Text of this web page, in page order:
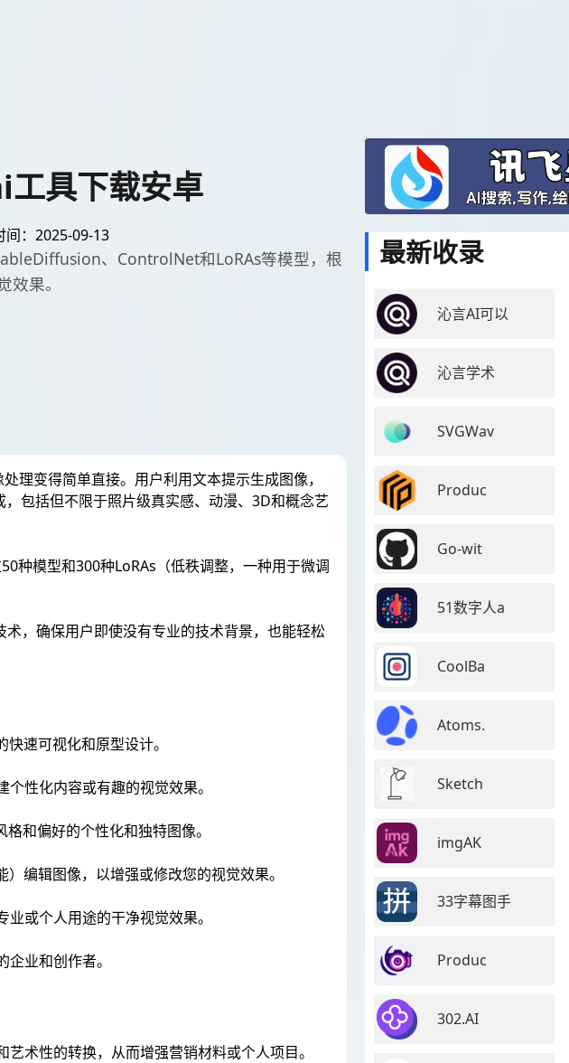
具下载安卓
间：2025-09-13
、ControlNet和LoRAs等模型，根
果。
理变得简单直接。用户利用文本提示生成图像，
包括但不限于照片级真实感、动漫、3D和概念艺
种模型和300种LoRAs（低秩调整，一种用于微调
，确保用户即使没有专业的技术背景，也能轻松
速可视化和原型设计。
性化内容或有趣的视觉效果。
和偏好的个性化和独特图像。
编辑图像，以增强或修改您的视觉效果。
或个人用途的干净视觉效果。
业和创作者。
术性的转换，从而增强营销材料或个人项目。
最新收录
沁言AI可以
沁言学术
SVGWav
Produc
Go-wit
51数字人a
CoolBa
Atoms.
Sketch
imgAK
33字幕图手
Produc
302.AI